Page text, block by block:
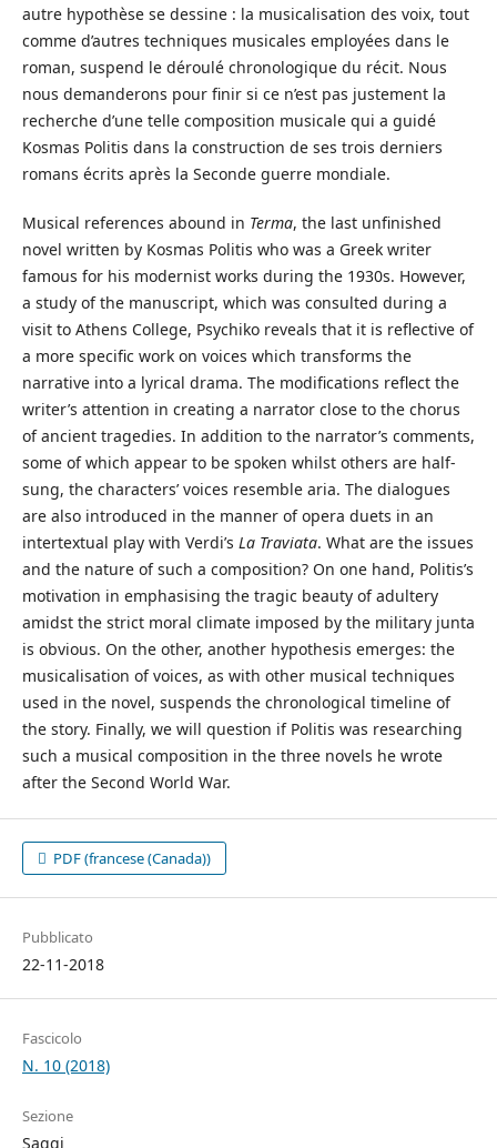
autre hypothèse se dessine : la musicalisation des voix, tout
comme d’autres techniques musicales employées dans le
roman, suspend le déroulé chronologique du récit. Nous
nous demanderons pour finir si ce n’est pas justement la
recherche d’une telle composition musicale qui a guidé
Kosmas Politis dans la construction de ses trois derniers
romans écrits après la Seconde guerre mondiale.
Musical references abound in Terma, the last unfinished
novel written by Kosmas Politis who was a Greek writer
famous for his modernist works during the 1930s. However,
a study of the manuscript, which was consulted during a
visit to Athens College, Psychiko reveals that it is reflective of
a more specific work on voices which transforms the
narrative into a lyrical drama. The modifications reflect the
writer’s attention in creating a narrator close to the chorus
of ancient tragedies. In addition to the narrator’s comments,
some of which appear to be spoken whilst others are half-
sung, the characters’ voices resemble aria. The dialogues
are also introduced in the manner of opera duets in an
intertextual play with Verdi’s La Traviata. What are the issues
and the nature of such a composition? On one hand, Politis’s
motivation in emphasising the tragic beauty of adultery
amidst the strict moral climate imposed by the military junta
is obvious. On the other, another hypothesis emerges: the
musicalisation of voices, as with other musical techniques
used in the novel, suspends the chronological timeline of
the story. Finally, we will question if Politis was researching
such a musical composition in the three novels he wrote
after the Second World War.
PDF (francese (Canada))
Pubblicato
22-11-2018
Fascicolo
N. 10 (2018)
Sezione
Saggi